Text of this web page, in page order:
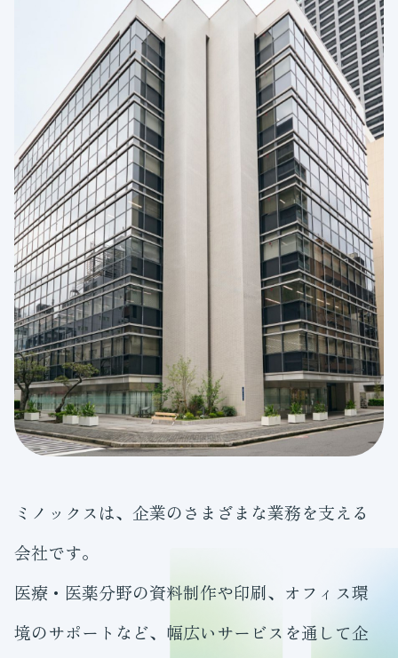
ミノックスは、企業のさまざまな業務を支える
会社です。
医療・医薬分野の資料制作や印刷、オフィス環
境のサポートなど、幅広いサービスを通して企